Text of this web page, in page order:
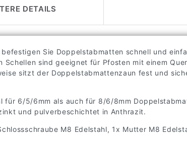
DETAILS
befestigen Sie Doppelstabmatten schnell und
Schellen sind geeignet für Pfosten mit einem
sitzt der Doppelstabmattenzaun fest und
für 6/5/6mm als auch für 8/6/8mm
und pulverbeschichtet in Anthrazit.
M8 Edelstahl, 1x Mutter M8